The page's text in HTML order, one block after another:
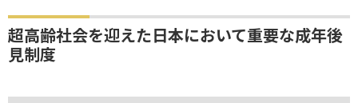
超高齢社会を迎えた日本において重要な成年後
見制度